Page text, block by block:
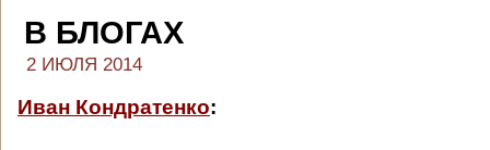
В БЛОГАХ
2 ИЮЛЯ 2014
Иван Кондратенко: